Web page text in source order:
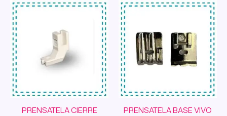
PRENSATELA CIERRE
PRENSATELA BASE VIVO